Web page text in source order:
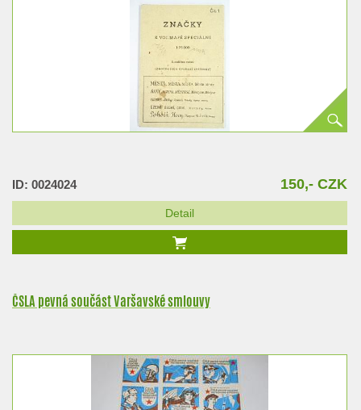
ID: 0024024 150,- CZK
Detail
ČSLA pevná součást Varšavské smlouvy